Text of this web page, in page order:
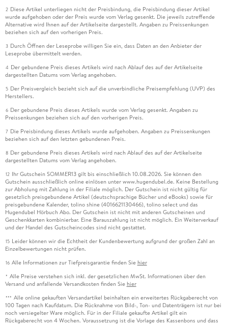
2 Diese Artikel unterliegen nicht der Preisbindung, die Preisbindung dieser Artikel
wurde aufgehoben oder der Preis wurde vom Verlag gesenkt. Die jeweils zutreffende
Alternative wird Ihnen auf der Artikelseite dargestellt. Angaben zu Preissenkungen
beziehen sich auf den vorherigen Preis.
3 Durch Öffnen der Leseprobe willigen Sie ein, dass Daten an den Anbieter der
Leseprobe übermittelt werden.
4 Der gebundene Preis dieses Artikels wird nach Ablauf des auf der Artikelseite
dargestellten Datums vom Verlag angehoben.
5 Der Preisvergleich bezieht sich auf die unverbindliche Preisempfehlung (UVP) des
Herstellers.
6 Der gebundene Preis dieses Artikels wurde vom Verlag gesenkt. Angaben zu
Preissenkungen beziehen sich auf den vorherigen Preis.
7 Die Preisbindung dieses Artikels wurde aufgehoben. Angaben zu Preissenkungen
beziehen sich auf den letzten gebundenen Preis.
8 Der gebundene Preis dieses Artikels wird nach Ablauf des auf der Artikelseite
dargestellten Datums vom Verlag angehoben.
12 Ihr Gutschein SOMMER13 gilt bis einschließlich 10.08.2026. Sie können den
Gutschein ausschließlich online einlösen unter www.hugendubel.de. Keine Bestellung
zur Abholung mit Zahlung in der Filiale möglich. Der Gutschein ist nicht gültig für
gesetzlich preisgebundene Artikel (deutschsprachige Bücher und eBooks) sowie für
preisgebundene Kalender, tolino shine (4016621130466), tolino select und das
Hugendubel Hörbuch Abo. Der Gutschein ist nicht mit anderen Gutscheinen und
Geschenkkarten kombinierbar. Eine Barauszahlung ist nicht möglich. Ein Weiterverkauf
und der Handel des Gutscheincodes sind nicht gestattet.
15 Leider können wir die Echtheit der Kundenbewertung aufgrund der großen Zahl an
Einzelbewertungen nicht prüfen.
16 Alle Informationen zur Tiefpreisgarantie finden Sie hier
* Alle Preise verstehen sich inkl. der gesetzlichen MwSt. Informationen über den
Versand und anfallende Versandkosten finden Sie hier
*** Alle online gekauften Versandartikel beinhalten ein erweitertes Rückgaberecht von
100 Tagen nach Kaufdatum. Die Rücknahme von Bild-, Ton- und Datenträgern ist nur bei
noch versiegelter Ware möglich. Für in der Filiale gekaufte Artikel gilt ein
Rückgaberecht von 4 Wochen. Voraussetzung ist die Vorlage des Kassenbons und dass